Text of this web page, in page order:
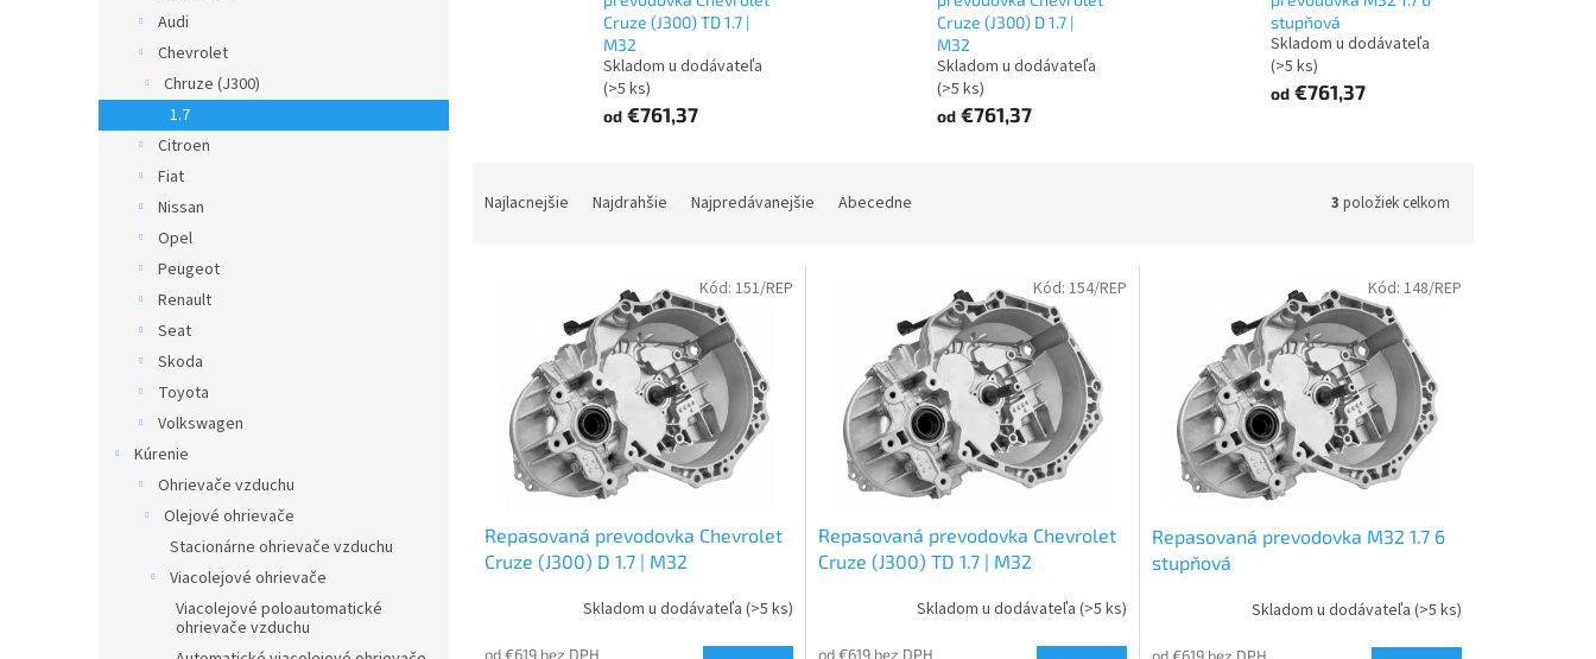
Audi
Chevrolet
Chruze (J300)
1.7
Citroen
Fiat
Nissan
Opel
Peugeot
Renault
Seat
Skoda
Toyota
Volkswagen
Kúrenie
Ohrievače vzduchu
Olejové ohrievače
Stacionárne ohrievače vzduchu
Viacolejové ohrievače
Viacolejové poloautomatické
ohrievače vzduchu
Cruze (J300) TD 1.7 |
M32
Skladom u dodávateľa
(>5 ks)
od €761,37
Cruze (J300) D 1.7 |
M32
Skladom u dodávateľa
(>5 ks)
od€761,37
stupňová
Skladom u dodávateľa
(>5 ks)
od€761,37
Najlacnejšie Najdrahšie Najpredávanejšie Abecedne 3 položiek celkom
Repasovaná prevodovka Chevrolet
Cruze (J300) D 1.7 | M32
Skladom u dodávateľa (>5 ks)
od €619 bez DPH
Kód: 151/REP
Repasovaná prevodovka Chevrolet
Cruze (J300) TD 1.7 | M32
Skladom u dodávateľa (>5 ks)
od €619 bez DPH
Kód: 154/REP
Repasovaná prevodovka M32 1.7 6
stupňová
Skladom u dodávateľa (>5 ks)
od €619 bez DPH
Kód: 148/REP